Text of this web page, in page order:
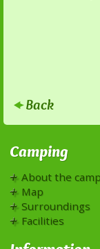
Back
Camping
About the
Map
Surroundings
Facilities